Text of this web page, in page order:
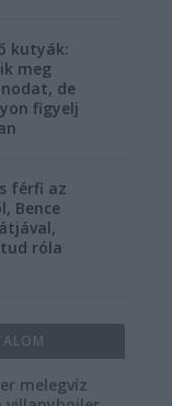
kutyák:
meg
de
figyelj
férfi az
Bence
róla
melegvíz